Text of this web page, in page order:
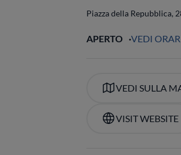
Piazza della Repubblica, 2
APERTO VEDI
VEDI SULLA
VISIT WEBSITE